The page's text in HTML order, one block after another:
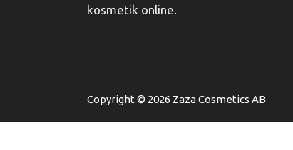
kosmetik online.
Copyright © 2026 Zaza Cosmetics AB